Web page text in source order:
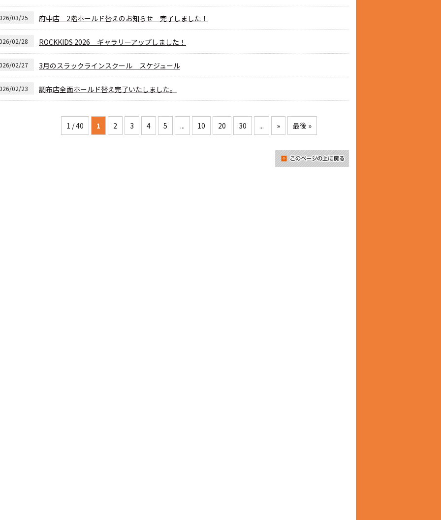
03/25 府中店 2階ホールド替えのお知らせ 完了しました！
02/28 ROCKKIDS 2026 ギャラリーアップしました！
02/27 3月のスラックラインスクール スケジュール
02/23 調布店全面ホールド替え完了いたしました。
1 / 40 1 2 3 4 5 ... 10 20 30 ... » 最後 »